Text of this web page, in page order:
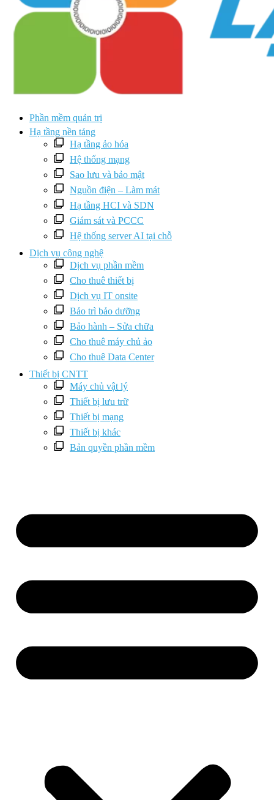
Phần mềm quản trị
Hạ tầng nền tảng
Hạ tầng ảo hóa
Hệ thống mạng
Sao lưu và bảo mật
Nguồn điện – Làm mát
Hạ tầng HCI và SDN
Giám sát và PCCC
Hệ thống server AI tại chỗ
Dịch vụ công nghệ
Dịch vụ phần mềm
Cho thuê thiết bị
Dịch vụ IT onsite
Bảo trì bảo dưỡng
Bảo hành – Sửa chữa
Cho thuê máy chủ ảo
Cho thuê Data Center
Thiết bị CNTT
Máy chủ vật lý
Thiết bị lưu trữ
Thiết bị mạng
Thiết bị khác
Bản quyền phần mềm